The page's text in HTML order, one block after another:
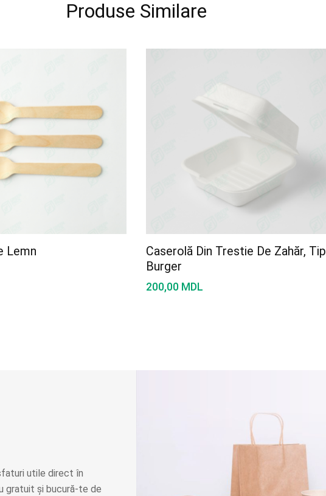
Produse Similare
Lemn
Caserolă Din Trestie De Zahăr, Tip
Burger
200,00 MDL
utile direct în
gratuit și bucură-te de